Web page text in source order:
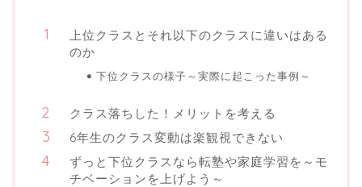
上位クラスとそれ以下のクラスに違いはある
のか
下位クラスの様子～実際に起こった事例～
クラス落ちした！メリットを考える
6年生のクラス変動は楽観視できない
ずっと下位クラスなら転塾や家庭学習を～モ
チベーションを上げよう～